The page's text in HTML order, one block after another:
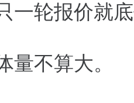
一轮报价就底
量不算大。